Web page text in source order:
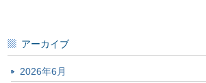
アーカイブ
2026年6月